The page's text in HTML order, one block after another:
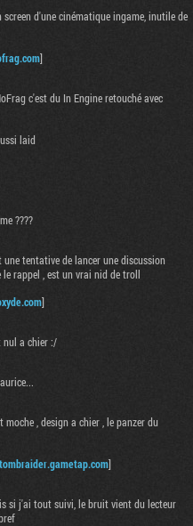
d'une cinématique ingame, inutile de
]
c'est du In Engine retouché avec
laid
????
une tentative de lancer une discussion
rappel , est un vrai nid de troll
]
nul a chier :/
moche , design a chier , le panzer du
tombraider.gametap.com]
si j'ai tout suivi, le bruit vient du lecteur